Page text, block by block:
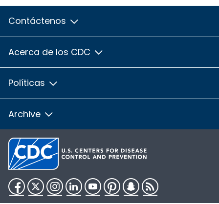
Contáctenos
Acerca de los CDC
Políticas
Archive